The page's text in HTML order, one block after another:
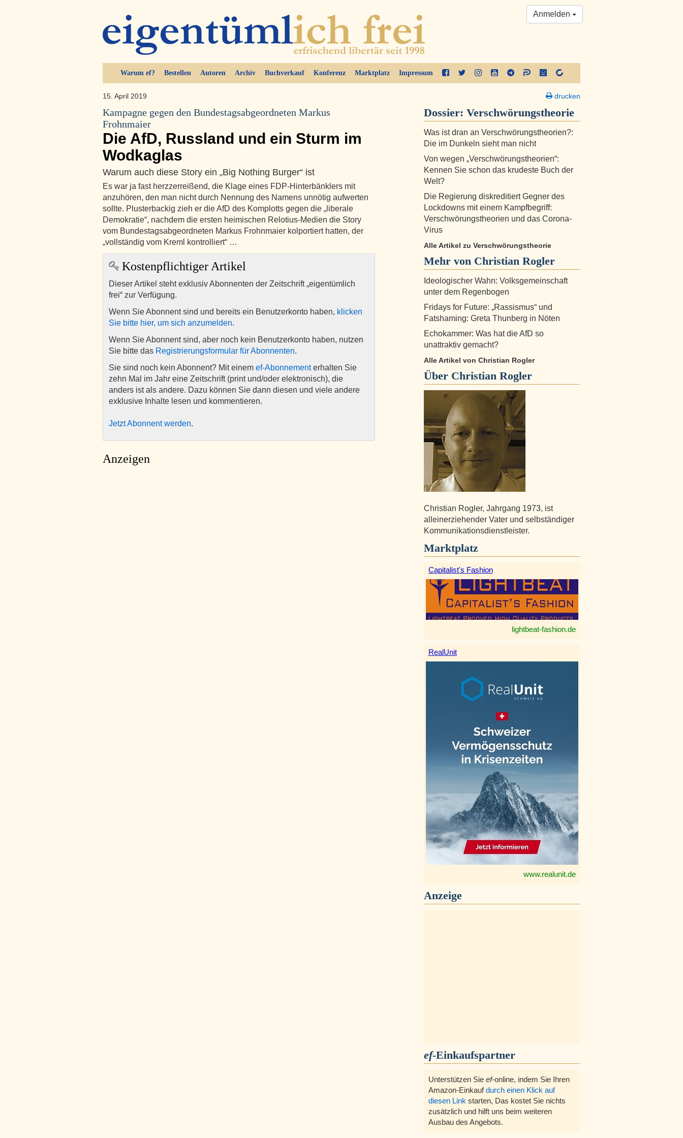
Warum ef? Bestellen Autoren Archiv Buchverkauf Konferenz Marktplatz Impressum
Anmelden
15. April 2019
Kampagne gegen den Bundestagsabgeordneten Markus
Frohnmaier
Die AfD, Russland und ein Sturm im
Wodkaglas
Warum auch diese Story ein „Big Nothing Burger“ ist
Es war ja fast herzzerreißend, die Klage eines FDP-Hinterbänklers mit
anzuhören, den man nicht durch Nennung des Namens unnötig aufwerten
sollte. Plusterbackig zieh er die AfD des Komplotts gegen die „liberale
Demokratie“, nachdem die ersten heimischen Relotius-Medien die Story
vom Bundestagsabgeordneten Markus Frohnmaier kolportiert hatten, der
„vollständig vom Kreml kontrolliert“ …
Kostenpflichtiger Artikel
Dieser Artikel steht exklusiv Abonnenten der Zeitschrift „eigentümlich
frei“ zur Verfügung.
Wenn Sie Abonnent sind und bereits ein Benutzerkonto haben, klicken
Sie bitte hier, um sich anzumelden.
Wenn Sie Abonnent sind, aber noch kein Benutzerkonto haben, nutzen
Sie bitte das Registrierungsformular für Abonnenten.
Sie sind noch kein Abonnent? Mit einem ef-Abonnementerhalten Sie
zehn Mal im Jahr eine Zeitschrift (print und/oder elektronisch), die
anders ist als andere. Dazu können Sie dann diesen und viele andere
exklusive Inhalte lesen und kommentieren.
Jetzt Abonnent werden.
Anzeigen
drucken
Dossier: Verschwörungs­theorie
Was ist dran an Verschwörungstheorien?:
Die im Dunkeln sieht man nicht
Von wegen „Verschwörungstheorien“:
Kennen Sie schon das krudeste Buch der
Welt?
Die Regierung diskreditiert Gegner des
Lockdowns mit einem Kampfbegriff:
Verschwörungstheorien und das Corona-
Virus
Alle Artikel zu Verschwörungs­theorie
Mehr von Christian Rogler
Ideologischer Wahn: Volksgemeinschaft
unter dem Regenbogen
Fridays for Future: „Rassismus“ und
Fatshaming: Greta Thunberg in Nöten
Echokammer: Was hat die AfD so
unattraktiv gemacht?
Alle Artikel von Christian Rogler
Über Christian Rogler
Christian Rogler, Jahrgang 1973, ist
alleinerziehender Vater und selbständiger
Kommunikationsdienstleister.
Marktplatz
Capitalist's Fashion
lightbeat-fashion.de
RealUnit
www.realunit.de
Anzeige
ef-Einkaufspartner
Unterstützen Sie ef-online, indem Sie Ihren
Amazon-Einkaufdurch einen Klick auf
diesen Link starten, Das kostet Sie nichts
zusätzlich und hilft uns beim weiteren
Ausbau des Angebots.